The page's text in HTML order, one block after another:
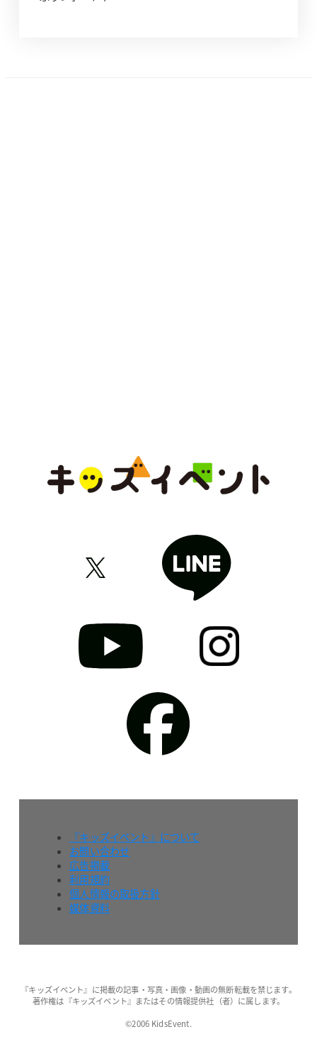
『キッズイベント』について
お問い合わせ
広告掲載
利用規約
個人情報の取扱方針
媒体資料
『キッズイベント』に掲載の記事・写真・画像・動画の無断転載を禁じます。
著作権は『キッズイベント』またはその情報提供社（者）に属します。
©2006 KidsEvent.